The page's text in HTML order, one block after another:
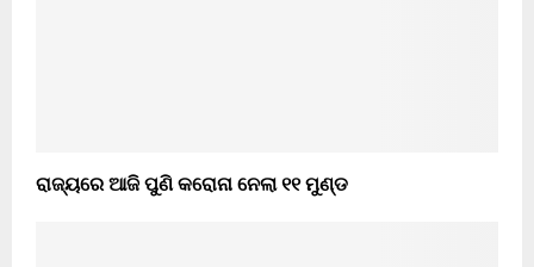
ରାଜ୍ୟରେ ଆଜି ପୁଣି କରୋନା ନେଲା ୧୧ ମୁଣ୍ଡ